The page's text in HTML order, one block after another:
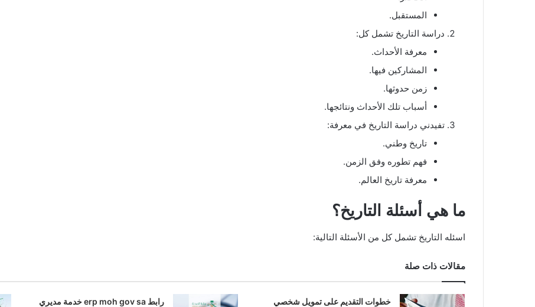
المستقبل.
دراسة التاريخ تشمل كل:
معرفة الأحداث.
المشاركين فيها.
زمن حدوثها.
أسباب تلك الأحداث ونتائجها.
تفيدني دراسة التاريخ في معرفة:
تاريخ وطني.
فهم تطوره وفق الزمن.
معرفة تاريخ العالم.
ما هي أسئلة التاريخ؟
اسئله التاريخ تشمل كل من الأسئلة التالية:
مقالات ذات صلة
خطوات التقديم على تمويل شخصي
رابط erp moh gov sa خدمة مديري